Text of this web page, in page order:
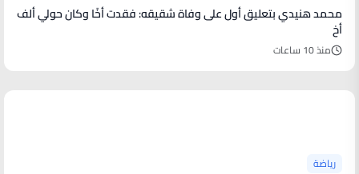
محمد هنيدي بتعليق أول على وفاة شقيقه: فقدت أخًا وكان حولي ألف
أخ
منذ 10 ساعات
رياضة